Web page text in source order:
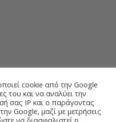
cookie από την Google
του και να αναλύει την
σας IP και ο παράγοντας
Google, μαζί με μετρήσεις
να διασφαλιστεί η